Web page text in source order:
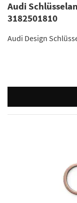
Audi
3182501810
Audi Design